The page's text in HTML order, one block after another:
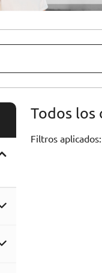
Todos los
Filtros aplicados: